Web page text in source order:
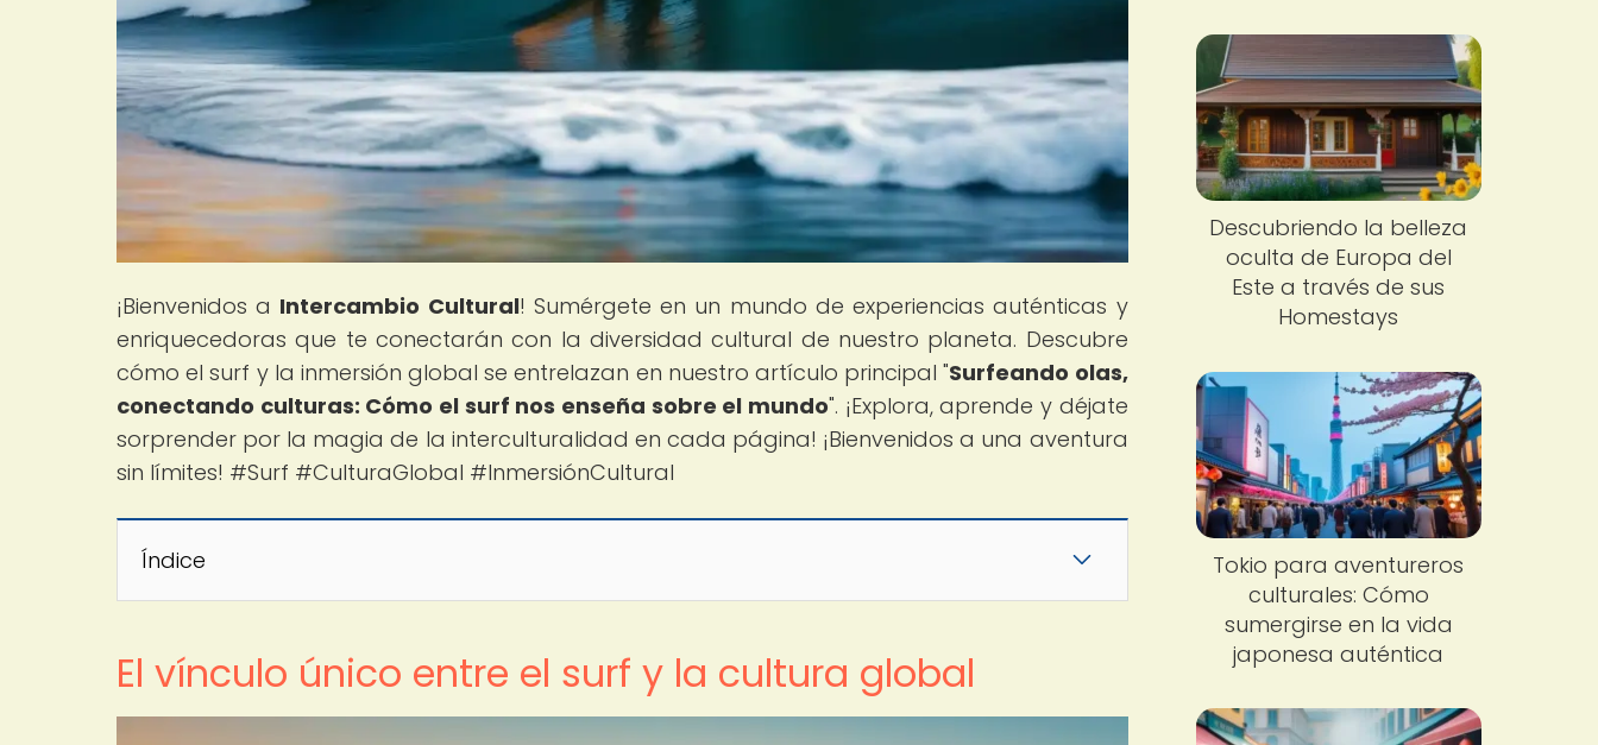
¡Bienvenidos a Intercambio Cultural! Sumérgete en un mundo de experiencias auténticas y
enriquecedoras que te conectarán con la diversidad cultural de nuestro planeta. Descubre
cómo el surf y la inmersión global se entrelazan en nuestro artículo principal "Surfeando olas,
conectando culturas: Cómo el surf nos enseña sobre el mundo". ¡Explora, aprende y déjate
sorprender por la magia de la interculturalidad en cada página! ¡Bienvenidos a una aventura
sin límites! #Surf #CulturaGlobal #InmersiónCultural
Índice
El vínculo único entre el surf y la cultura global
Descubriendo la belleza
oculta de Europa del
Este a través de sus
Homestays
Tokio para aventureros
culturales: Cómo
sumergirse en la vida
japonesa auténtica